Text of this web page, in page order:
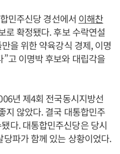
민주신당 경선에서 이해찬
로 확정됐다. 후보 수락연설
을 위한 약육강식 경제, 이명
고 이명박 후보와 대립각을
년 제4회 전국동시지방선
지 않았다. 결국 대통합민주
다. 대통합민주신당은 당시
파가 함께 있는 상황이었다.